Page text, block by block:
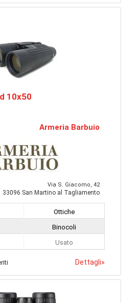
10x50
Armeria Barbuio
Via S. Giacomo, 42
33096 San Martino al Tagliamento
Ottiche
Binocoli
Usato
Dettagli»